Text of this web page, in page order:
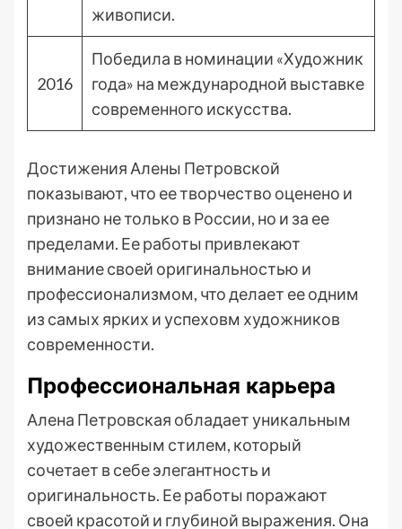
живописи.
2016
Победила в номинации «Художник
года» на международной выставке
современного искусства.
Достижения Алены Петровской
показывают, что ее творчество оценено и
признано не только в России, но и за ее
пределами. Ее работы привлекают
внимание своей оригинальностью и
профессионализмом, что делает ее одним
из самых ярких и успеховм художников
современности.
Профессиональная карьера
Алена Петровская обладает уникальным
художественным стилем, который
сочетает в себе элегантность и
оригинальность. Ее работы поражают
своей красотой и глубиной выражения. Она